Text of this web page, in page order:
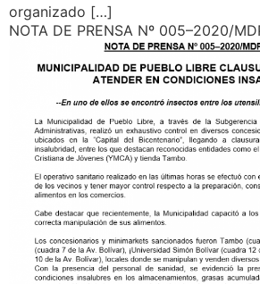
organizado […]
NOTA DE PRENSA Nº 005–2020/